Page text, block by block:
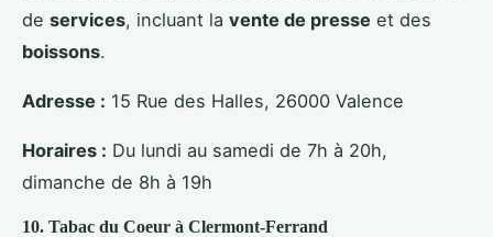
de services, incluant la vente de presse et des
boissons.
Adresse : 15 Rue des Halles, 26000 Valence
Horaires : Du lundi au samedi de 7h à 20h,
dimanche de 8h à 19h
10. Tabac du Coeur à Clermont-Ferrand